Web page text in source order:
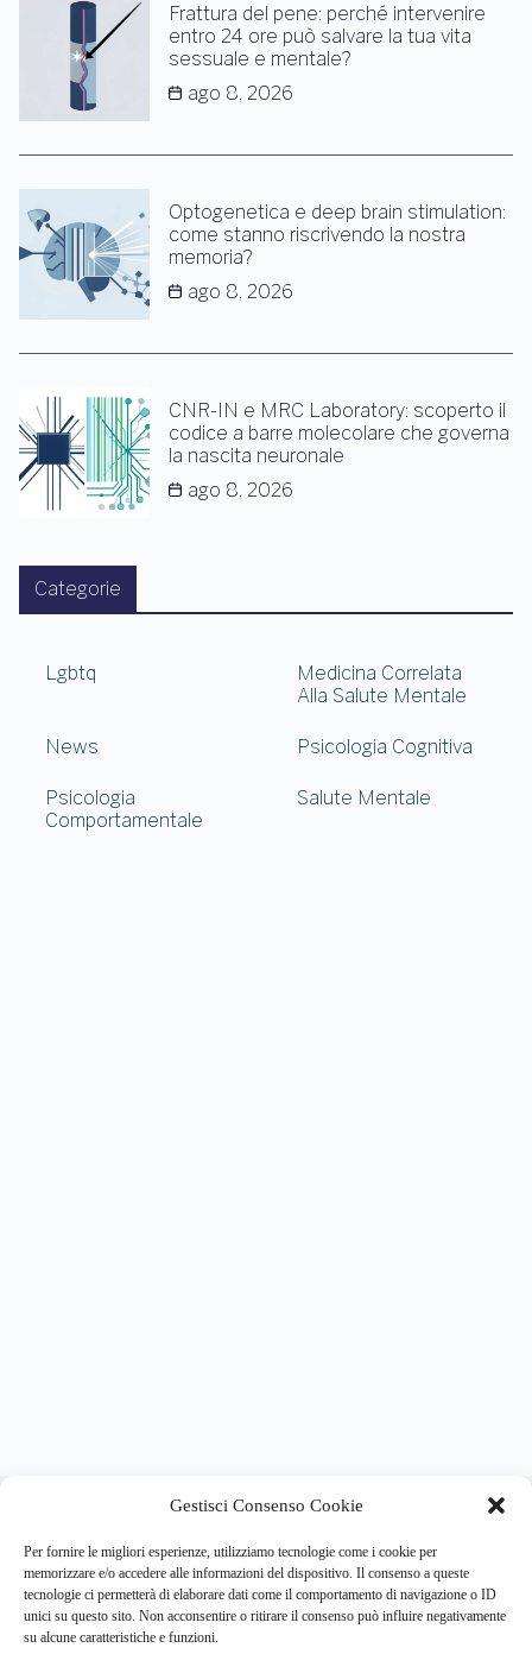
Gestisci Consenso Cookie
Per fornire le migliori esperienze, utilizziamo tecnologie come i cookie per
memorizzare e/o accedere alle informazioni del dispositivo. Il consenso a queste
tecnologie ci permetterà di elaborare dati come il comportamento di navigazione o ID
unici su questo sito. Non acconsentire o ritirare il consenso può influire negativamente
su alcune caratteristiche e funzioni.
Frattura del pene: perché intervenire
entro 24 ore può salvare la tua vita
sessuale e mentale?
ago 8, 2026
Optogenetica e deep brain stimulation:
come stanno riscrivendo la nostra
memoria?
ago 8, 2026
CNR-IN e MRC Laboratory: scoperto il
codice a barre molecolare che governa
la nascita neuronale
ago 8, 2026
Categorie
Lgbtq
Medicina Correlata
Alla Salute Mentale
News Psicologia Cognitiva
Psicologia
Comportamentale
Salute Mentale
psicologia e salute mentale.
Address:
VIA USODIMARE 3 - 37138 - VERONA (VR)